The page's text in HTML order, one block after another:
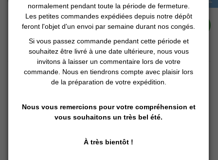
Détails expédition mi-août
PROMO !
normalement pendant toute la période de fermeture.
Les petites commandes expédiées depuis notre dépôt
feront l'objet d'un envoi par semaine durant nos congés.
Si vous passez commande pendant cette période et
souhaitez être livré à une date ultérieure, nous vous
invitons à laisser un commentaire lors de votre
commande. Nous en tiendrons compte avec plaisir lors
de la préparation de votre expédition.
Nous vous remercions pour votre compréhension et
vous souhaitons un très bel été.
À très bientôt !